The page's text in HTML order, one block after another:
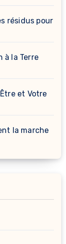
résidus pour
à la Terre
et Votre
la marche